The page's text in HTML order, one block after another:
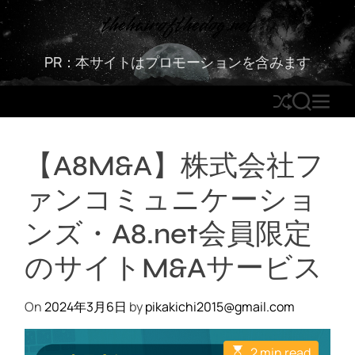
S
k
t
c
thehairofthedog.net
PR：本サイトはプロモーションを含みます
S
h
ff
l
S
E
R
C
H
M
E
U
【A8M&A】株式会社フ
ァンコミュニケーショ
ンズ・A8.net会員限定
のサイトM&Aサービス
On2024年3月6日 bypikakichi2015@gmail.com
E